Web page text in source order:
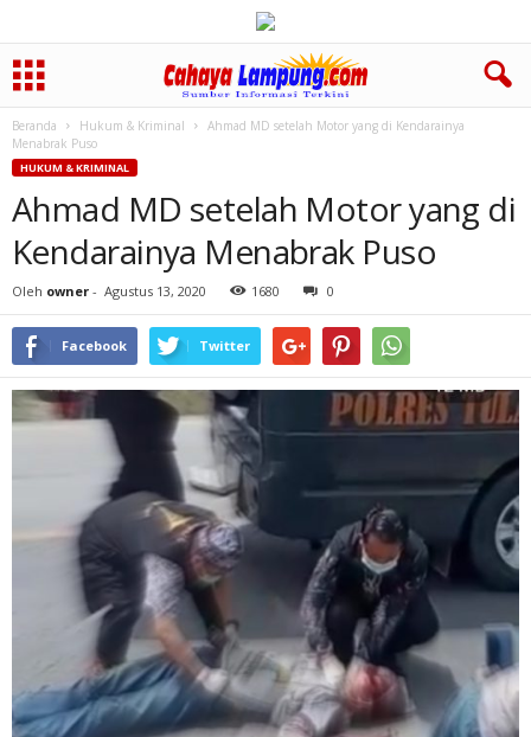
Beranda Hukum & Kriminal
Ahmad MD setelah Motor yang di Kendarainya
Menabrak Puso
HUKUM & KRIMINAL
Ahmad MD setelah Motor yang di
Kendarainya Menabrak Puso
Oleh owner - Agustus 13, 2020 1680 0
Facebook Twitter